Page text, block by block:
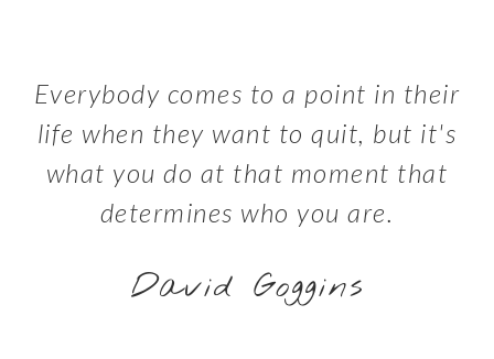
Everybody comes to a point in their
life when they want to quit, but it's
what you do at that moment that
determines who you are.
David Goggins